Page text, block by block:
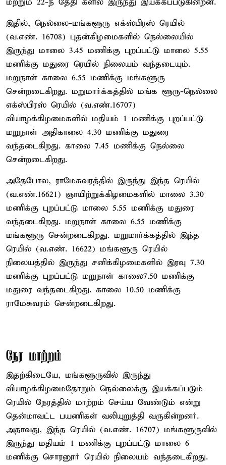
இதில், நெல்லை-மங்களூரு எக்ஸ்பிரஸ் ரெயில்
(வ.எண். 16708) புதன்கிழமைகளில் நெல்லையில்
இருந்து மாலை 3.45 மணிக்கு புறப்பட்டு மாலை 5.55
மணிக்கு மதுரை ரெயில் நிலையம் வந்தடையும்.
மறுநாள் காலை 6.55 மணிக்கு மங்களூரு
சென்றடைகிறது. மறுமார்க்கத்தில் மங்க ளூரு-நெல்லை
எக்ஸ்பிரஸ் ரெயில் (வ.எண்.16707)
வியாழக்கிழமைகளில் மதியம் 1 மணிக்கு புறப்பட்டு
மறுநாள் அதிகாலை 4.30 மணிக்கு மதுரை
வந்தடைகிறது. காலை 7.45 மணிக்கு நெல்லை
சென்றடைகிறது.
அதேபோல, ராமேசுவரத்தில் இருந்து இந்த ரெயில்
(வ.எண்.16621) ஞாயிற்றுக்கிழமைகளில் மாலை 3.30
மணிக்கு புறப்பட்டு மாலை 5.55 மணிக்கு மதுரை
வந்தடைகிறது. மறுநாள் காலை 6.55 மணிக்கு
மங்களூரு சென்றடைகிறது. மறுமார்க்கத்தில் இந்த
ரெயில் (வ.எண். 16622) மங்களூரு ரெயில்
நிலையத்தில் இருந்து சனிக்கிழமைகளில் இரவு 7.30
மணிக்கு புறப்பட்டு மறுநாள் காலை7.50 மணிக்கு
மதுரை வந்தடைகிறது. காலை 10.50 மணிக்கு
ராமேசுவரம் சென்றடைகிறது.
நேர மாற்றம்
இதற்கிடையே, மங்களூருவில் இருந்து
வியாழக்கிழமைதோறும் நெல்லைக்கு இயக்கப்படும்
ரெயில் நேரத்தில் மாற்றம் செய்ய வேண்டும் என்று
தென்மாவட்ட பயணிகள் வலியுறுத்தி வருகின்றனர்.
அதாவது, இந்த ரெயில் (வ.எண். 16707) மங்களூருவில்
இருந்து மதியம் 1 மணிக்கு புறப்பட்டு மாலை 6
மணிக்கு சொரனூர் ரெயில் நிலையம் வந்தடைகிறது.